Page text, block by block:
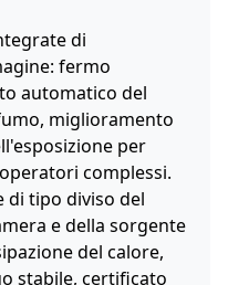
di
fermo
automatico del
miglioramento
per
complessi.
di tipo diviso del
e della sorgente
del calore,
stabile, certificato